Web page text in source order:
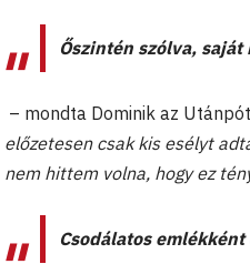
Őszintén szólva,
– mondta Dominik az
előzetesen csak kis esélyt
nem hittem volna, hogy ez
Csodálatos